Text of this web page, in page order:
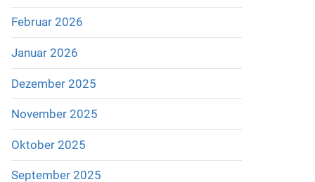
Februar 2026
Januar 2026
Dezember 2025
November 2025
Oktober 2025
September 2025